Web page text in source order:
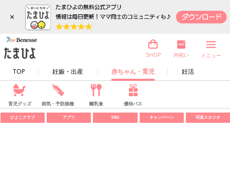
×
TOP 妊娠・出産 赤ちゃん・育児 妊活
SHOP 内祝い メニュー
育児グッズ 病気・予防接種 離乳食 優待パス
ひよこクラブ アプリ SNS キャンペーン 写真スタジオ